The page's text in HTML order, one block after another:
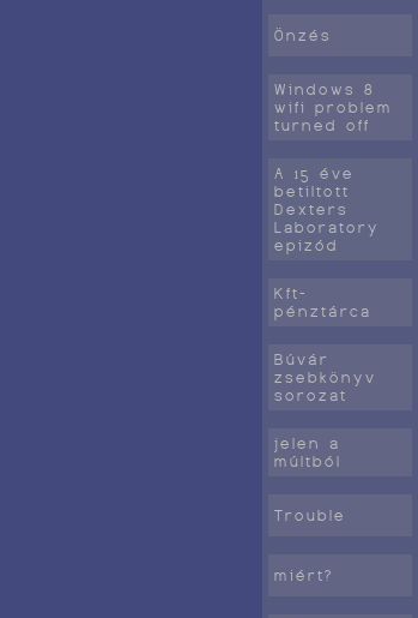
Önzés
Windows 8
wifi problem
turned off
A 15 éve
betiltott
Dexters
Laboratory
epizód
Kft-
pénztárca
Búvár
zsebkönyv
sorozat
jelen a
múltból
Trouble
miért?